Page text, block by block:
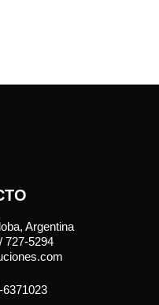
Argentina
727-5294